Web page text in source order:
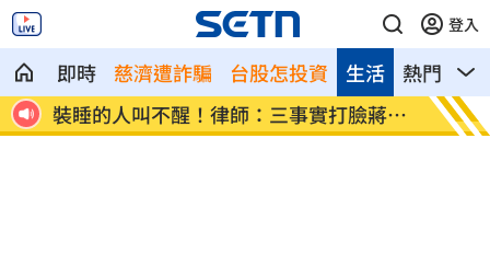
登入
即時 慈濟遭詐騙 台股怎投資 熱門 影
生活
了
裝睡的人叫不醒！律師：三事實打臉蔣萬
安
妖股
睡